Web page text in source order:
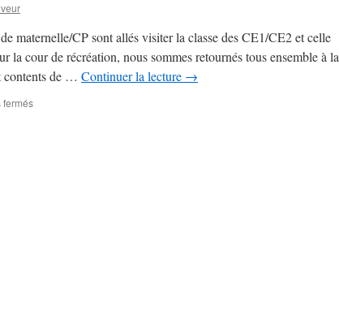
maternelle/CP sont allés visiter la classe des CE1/CE2 et celle
cour de récréation, nous sommes retournés tous ensemble à la
contents de … Continuer la lecture →
ferméssur